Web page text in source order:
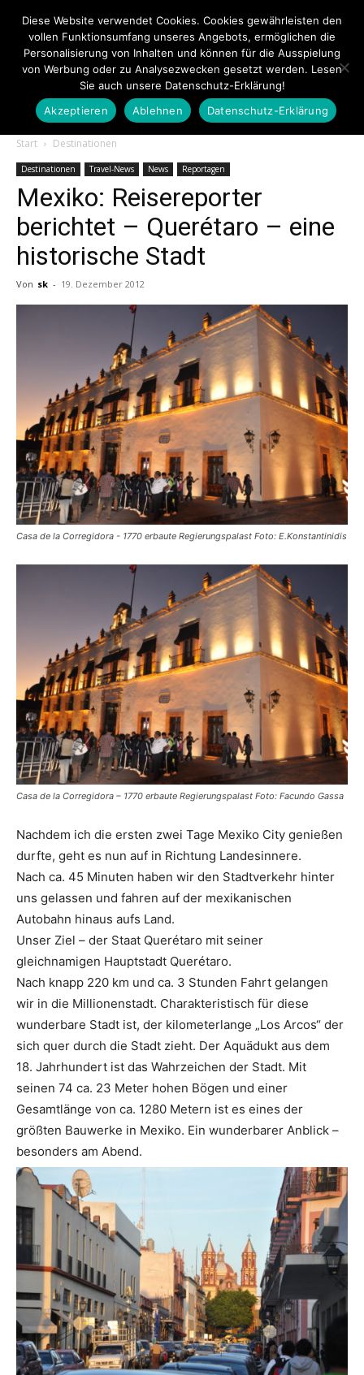
Touristiknews.de
|
Touristiknews
und
Reiseempfehlungen.
Start Destinationen
Destinationen Travel-News News Reportagen
Mexiko: Reisereporter
berichtet – Querétaro – eine
historische Stadt
Von sk - 19. Dezember 2012
Casa de la Corregidora - 1770 erbaute Regierungspalast Foto: E.Konstantinidis
Casa de la Corregidora – 1770 erbaute Regierungspalast Foto: Facundo Gassa
Nachdem ich die ersten zwei Tage Mexiko City genießen
durfte, geht es nun auf in Richtung Landesinnere.
Nach ca. 45 Minuten haben wir den Stadtverkehr hinter
uns gelassen und fahren auf der mexikanischen
Autobahn hinaus aufs Land.
Unser Ziel – der Staat Querétaro mit seiner
gleichnamigen Hauptstadt Querétaro.
Nach knapp 220 km und ca. 3 Stunden Fahrt gelangen
wir in die Millionenstadt. Charakteristisch für diese
wunderbare Stadt ist, der kilometerlange „Los Arcos“ der
sich quer durch die Stadt zieht. Der Aquädukt aus dem
18. Jahrhundert ist das Wahrzeichen der Stadt. Mit
seinen 74 ca. 23 Meter hohen Bögen und einer
Gesamtlänge von ca. 1280 Metern ist es eines der
größten Bauwerke in Mexiko. Ein wunderbarer Anblick –
besonders am Abend.
Diese Website verwendet Cookies. Cookies gewährleisten den
vollen Funktionsumfang unseres Angebots, ermöglichen die
Personalisierung von Inhalten und können für die Ausspielung
von Werbung oder zu Analysezwecken gesetzt werden. Lesen
Sie auch unsere Datenschutz-Erklärung!
Akzeptieren
Ablehnen Datenschutz-Erklärung